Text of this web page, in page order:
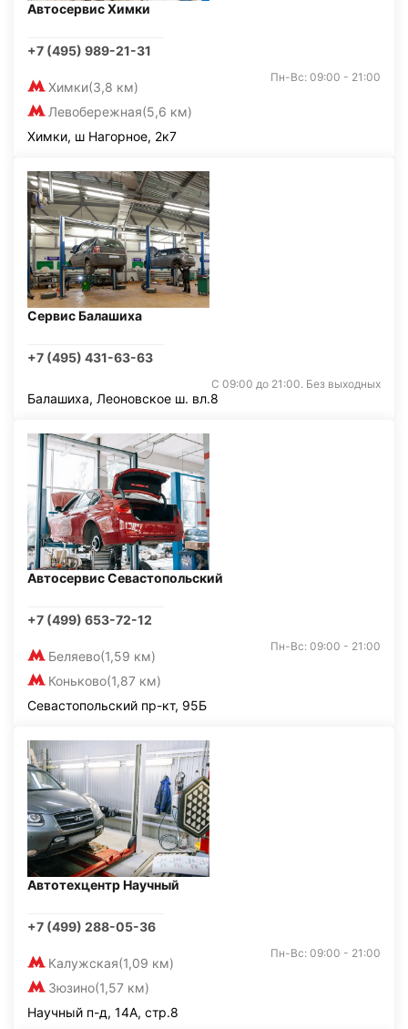
Автосервис Химки
+7 (495) 989-21-31
Химки(3,8 км)
Левобережная(5,6 км)
Пн-Вс: 09:00 - 21:00
Химки, ш Нагорное, 2к7
Сервис Балашиха
+7 (495) 431-63-63
С 09:00 до 21:00. Без выходных
Балашиха, Леоновское ш. вл.8
Автосервис Севастопольский
+7 (499) 653-72-12
Беляево(1,59 км)
Коньково(1,87 км)
Пн-Вс: 09:00 - 21:00
Севастопольский пр-кт, 95Б
Автотехцентр Научный
+7 (499) 288-05-36
Калужская(1,09 км)
Зюзино(1,57 км)
Пн-Вс: 09:00 - 21:00
Научный п-д, 14А, стр.8